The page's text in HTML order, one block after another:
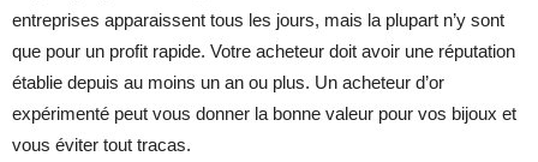
entreprises apparaissent tous les jours, mais la plupart n’y sont
que pour un profit rapide. Votre acheteur doit avoir une réputation
établie depuis au moins un an ou plus. Un acheteur d’or
expérimenté peut vous donner la bonne valeur pour vos bijoux et
vous éviter tout tracas.